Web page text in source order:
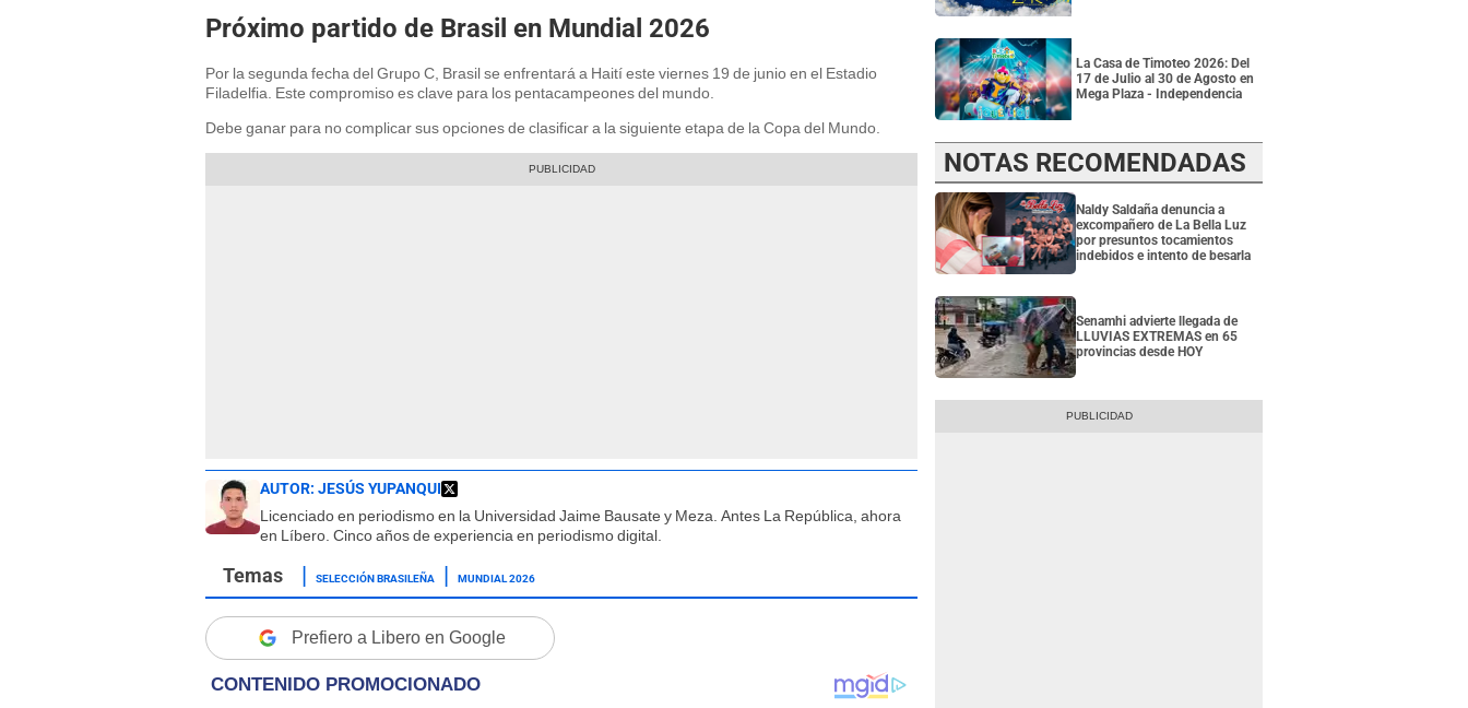
Próximo partido de Brasil en Mundial 2026
Por la segunda fecha del Grupo C, Brasil se enfrentará a Haití este viernes 19 de junio en el Estadio
Filadelfia. Este compromiso es clave para los pentacampeones del mundo.
Debe ganar para no complicar sus opciones de clasificar a la siguiente etapa de la Copa del Mundo.
AUTOR: JESÚS YUPANQUI
Licenciado en periodismo en la Universidad Jaime Bausate y Meza. Antes La República, ahora
en Líbero. Cinco años de experiencia en periodismo digital.
SELECCIÓN BRASILEÑA MUNDIAL 2026
Prefiero a Libero en Google
La Casa de Timoteo 2026: Del
17 de Julio al 30 de Agosto en
Mega Plaza - Independencia
NOTAS RECOMENDADAS
Naldy Saldaña denuncia a
excompañero de La Bella Luz
por presuntos tocamientos
indebidos e intento de besarla
Senamhi advierte llegada de
LLUVIAS EXTREMAS en 65
provincias desde HOY